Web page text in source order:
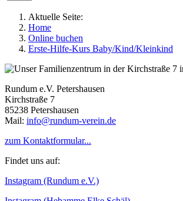
Aktuelle Seite:
Home
Online buchen
Erste-Hilfe-Kurs Baby/Kind/Kleinkind
Rundum e.V. Petershausen
Kirchstraße 7
85238 Petershausen
Mail: info@rundum-verein.de
zum Kontaktformular...
Findet uns auf:
Instagram (Rundum e.V.)